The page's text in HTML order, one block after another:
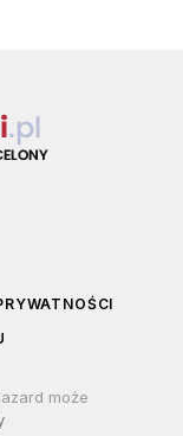
może